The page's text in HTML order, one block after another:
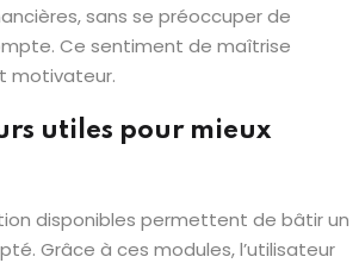
sans se préoccuper de
Ce sentiment de maîtrise
motivateur.
utiles pour mieux
disponibles permettent de bâtir un
Grâce à ces modules, l’utilisateur